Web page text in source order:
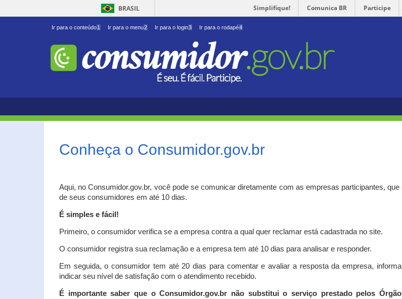
BRASIL Simplifique! Comunica BR Participe
Ir para o conteúdo1 Ir para o menu2 Ir para o login3 Ir para o rodapé4
Conheça o Consumidor.gov.br
Aqui, no Consumidor.gov.br, você pode se comunicar diretamente com as empresas participantes,
de seus consumidores em até 10 dias.
É simples e fácil!
Primeiro, o consumidor verifica se a empresa contra a qual quer reclamar está cadastrada no site.
O consumidor registra sua reclamação e a empresa tem até 10 dias para analisar e responder.
Em seguida, o consumidor tem até 20 dias para comentar e avaliar a resposta da empresa,
indicar seu nível de satisfação com o atendimento recebido.
É importante saber que o Consumidor.gov.br não substitui o serviço prestado pelos